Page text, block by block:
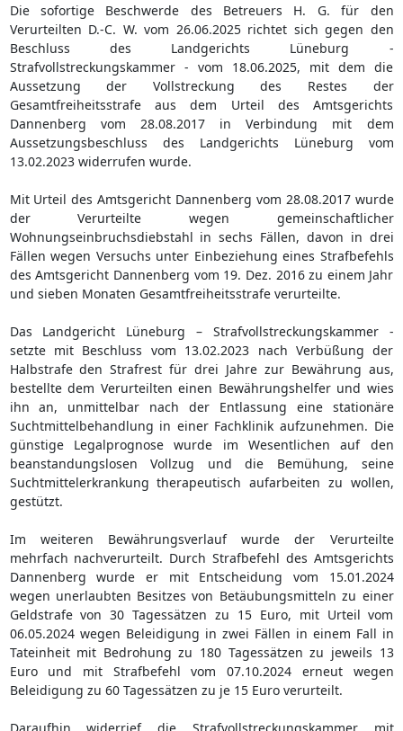
Die sofortige Beschwerde des Betreuers H. G. für den
Verurteilten D.-C. W. vom 26.06.2025 richtet sich gegen den
Beschluss des Landgerichts Lüneburg -
Strafvollstreckungskammer - vom 18.06.2025, mit dem die
Aussetzung der Vollstreckung des Restes der
Gesamtfreiheitsstrafe aus dem Urteil des Amtsgerichts
Dannenberg vom 28.08.2017 in Verbindung mit dem
Aussetzungsbeschluss des Landgerichts Lüneburg vom
13.02.2023 widerrufen wurde.
Mit Urteil des Amtsgericht Dannenberg vom 28.08.2017 wurde
der Verurteilte wegen gemeinschaftlicher
Wohnungseinbruchsdiebstahl in sechs Fällen, davon in drei
Fällen wegen Versuchs unter Einbeziehung eines Strafbefehls
des Amtsgericht Dannenberg vom 19. Dez. 2016 zu einem Jahr
und sieben Monaten Gesamtfreiheitsstrafe verurteilte.
Das Landgericht Lüneburg – Strafvollstreckungskammer -
setzte mit Beschluss vom 13.02.2023 nach Verbüßung der
Halbstrafe den Strafrest für drei Jahre zur Bewährung aus,
bestellte dem Verurteilten einen Bewährungshelfer und wies
ihn an, unmittelbar nach der Entlassung eine stationäre
Suchtmittelbehandlung in einer Fachklinik aufzunehmen. Die
günstige Legalprognose wurde im Wesentlichen auf den
beanstandungslosen Vollzug und die Bemühung, seine
Suchtmittelerkrankung therapeutisch aufarbeiten zu wollen,
gestützt.
Im weiteren Bewährungsverlauf wurde der Verurteilte
mehrfach nachverurteilt. Durch Strafbefehl des Amtsgerichts
Dannenberg wurde er mit Entscheidung vom 15.01.2024
wegen unerlaubten Besitzes von Betäubungsmitteln zu einer
Geldstrafe von 30 Tagessätzen zu 15 Euro, mit Urteil vom
06.05.2024 wegen Beleidigung in zwei Fällen in einem Fall in
Tateinheit mit Bedrohung zu 180 Tagessätzen zu jeweils 13
Euro und mit Strafbefehl vom 07.10.2024 erneut wegen
Beleidigung zu 60 Tagessätzen zu je 15 Euro verurteilt.
Daraufhin widerrief die Strafvollstreckungskammer mit